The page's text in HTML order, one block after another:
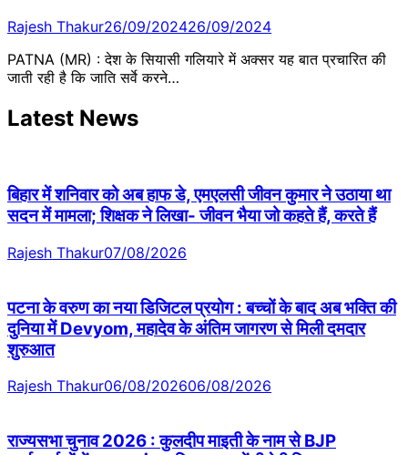
Rajesh Thakur26/09/202426/09/2024
PATNA (MR) : देश के सियासी गलियारे में अक्सर यह बात प्रचारित की
जाती रही है कि जाति सर्वे करने…
Latest News
बिहार में शनिवार को अब हाफ डे, एमएलसी जीवन कुमार ने उठाया था
सदन में मामला; शिक्षक ने लिखा- जीवन भैया जो कहते हैं, करते हैं
Rajesh Thakur07/08/2026
पटना के वरुण का नया डिजिटल प्रयोग : बच्चों के बाद अब भक्ति की
दुनिया में Devyom, महादेव के अंतिम जागरण से मिली दमदार
शुरुआत
Rajesh Thakur06/08/202606/08/2026
राज्यसभा चुनाव 2026 : कुलदीप माइती के नाम से BJP